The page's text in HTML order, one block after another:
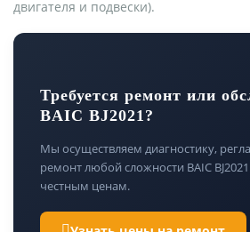
двигателя и подвески).
Требуется ремонт или
BAIC BJ2021?
Мы осуществляем диагностику,
ремонт любой сложности BAIC
честным ценам.